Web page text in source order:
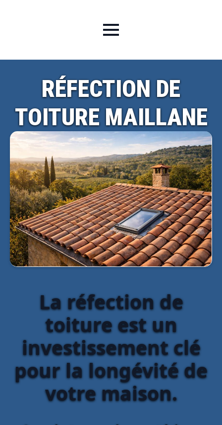
RÉFECTION DE
TOITURE MAILLANE
La réfection de
toiture est un
investissement clé
pour la longévité de
votre maison.